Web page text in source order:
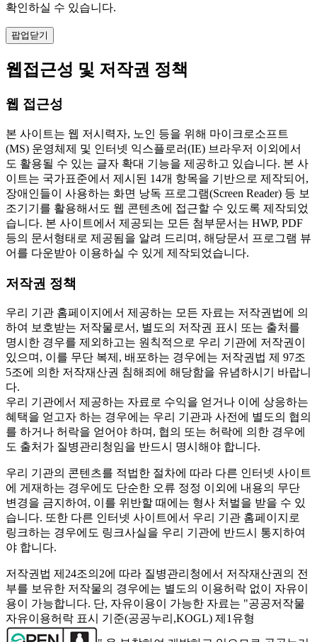
확인하실 수 있습니다.
팝업닫기
웹접근성 및 저작권 정책
웹 접근성
본 사이트는 웹 저시력자, 노인 등을 위해 마이크로소프트
(MS) 운영체제 및 인터넷 익스플로러(IE) 브라우저 이외에서
도 활용될 수 있는 글자 확대 기능을 제공하고 있습니다. 본 사
이트는 국가표준에서 제시된 14개 항목을 기반으로 제작되어,
장애인들이 사용하는 화면 낭독 프로그램(Screen Reader) 등 보
조기기를 활용해서도 웹 콘텐츠에 접근할 수 있도록 제작되었
습니다. 본 사이트에서 제공되는 모든 첨부문서는 HWP, PDF
등의 문서형태로 제공됨을 알려 드리며, 해당문서 프로그램 뷰
어를 다운받아 이용하실 수 있게 제작되었습니다.
저작권 정책
우리 기관 홈페이지에서 제공하는 모든 자료는 저작권법에 의
하여 보호받는 저작물로서, 별도의 저작권 표시 또는 출처를
명시한 경우를 제외하고는 원칙적으로 우리 기관에 저작권이
있으며, 이를 무단 복제, 배포하는 경우에는 저작권법 제 97조
5조에 의한 저작재산권 침해죄에 해당함을 유념하시기 바랍니
다.
우리 기관에서 제공하는 자료로 수익을 얻거나 이에 상응하는
혜택을 얻고자 하는 경우에는 우리 기관과 사전에 별도의 협의
를 하거나 허락을 얻어야 하며, 협의 또는 허락에 의한 경우에
도 출처가 질병관리청임을 반드시 명시해야 합니다.
우리 기관의 콘텐츠를 적법한 절차에 따라 다른 인터넷 사이트
에 게재하는 경우에도 단순한 오류 정정 이외에 내용의 무단
변경을 금지하여, 이를 위반할 때에는 형사 처벌을 받을 수 있
습니다. 또한 다른 인터넷 사이트에서 우리 기관 홈페이지로
링크하는 경우에도 링크사실을 우리 기관에 반드시 통지하여
야 합니다.
저작권법 제24조의2에 따라 질병관리청에서 저작재산권의 전
부를 보유한 저작물의 경우에는 별도의 이용허락 없이 자유이
용이 가능합니다. 단, 자유이용이 가능한 자료는 "공공저작물
자유이용허락 표시 기준(공공누리,KOGL) 제1유형